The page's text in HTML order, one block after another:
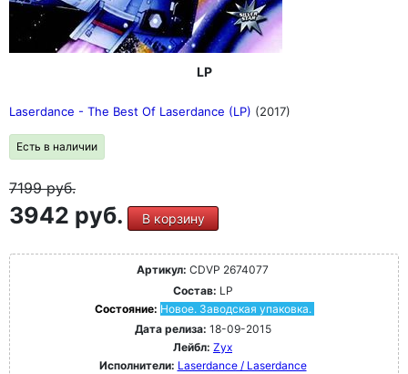
LP
Laserdance - The Best Of Laserdance (LP) (2017)
Есть в наличии
7199руб.
3942 руб. В корзину
Артикул: CDVP 2674077
Состав: LP
Состояние: Новое. Заводская упаковка.
Дата релиза: 18-09-2015
Лейбл: Zyx
Исполнители: Laserdance / Laserdance